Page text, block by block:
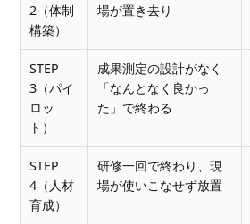
2（体制
構築）
場が置き去り
STEP
3（パイ
ロッ
ト）
成果測定の設計がなく
「なんとなく良かっ
た」で終わる
STEP
4（人材
育成）
研修一回で終わり、現
場が使いこなせず放置